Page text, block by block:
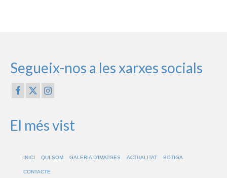
Segueix-nos a les xarxes socials
El més vist
INICI QUI SOM GALERIA D’IMATGES ACTUALITAT BOTIGA
CONTACTE